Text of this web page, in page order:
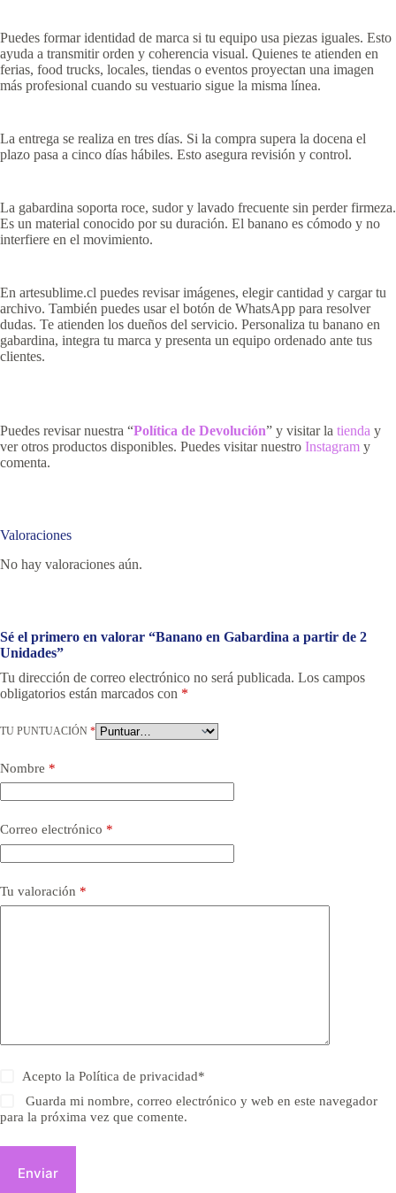
Puedes formar identidad de marca si tu equipo usa piezas iguales. Esto
ayuda a transmitir orden y coherencia visual. Quienes te atienden en
ferias, food trucks, locales, tiendas o eventos proyectan una imagen
más profesional cuando su vestuario sigue la misma línea.
La entrega se realiza en tres días. Si la compra supera la docena el
plazo pasa a cinco días hábiles. Esto asegura revisión y control.
La gabardina soporta roce, sudor y lavado frecuente sin perder firmeza.
Es un material conocido por su duración. El banano es cómodo y no
interfiere en el movimiento.
En artesublime.cl puedes revisar imágenes, elegir cantidad y cargar tu
archivo. También puedes usar el botón de WhatsApp para resolver
dudas. Te atienden los dueños del servicio. Personaliza tu banano en
gabardina, integra tu marca y presenta un equipo ordenado ante tus
clientes.
Puedes revisar nuestra “Política de Devolución” y visitar la tienda y
ver otros productos disponibles. Puedes visitar nuestro Instagram y
comenta.
Valoraciones
No hay valoraciones aún.
Sé el primero en valorar “Banano en Gabardina a partir de 2
Unidades”
Tu dirección de correo electrónico no será publicada. Los campos
obligatorios están marcados con *
TU PUNTUACIÓN *
Nombre *
Correo electrónico *
Tu valoración *
Acepto laPolítica de privacidad*
Guarda mi nombre, correo electrónico y web en este navegador
para la próxima vez que comente.
Enviar